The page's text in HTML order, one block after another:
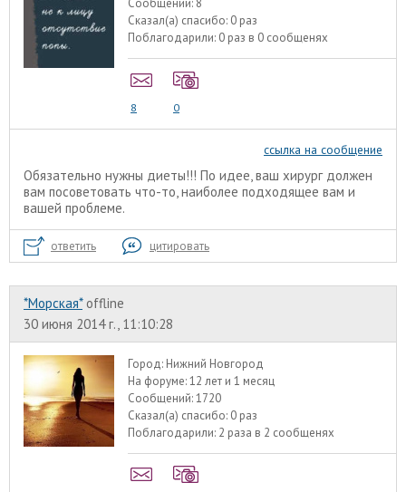
Сообщений: 8
Сказал(а) спасибо: 0 раз
Поблагодарили: 0 раз в 0 сообщенях
8 0
ссылка на сообщение
Обязательно нужны диеты!!! По идее, ваш хирург должен
вам посоветовать что-то, наиболее подходящее вам и
вашей проблеме.
ответить цитировать
*Морская* offline
30 июня 2014 г., 11:10:28
Город: Нижний Новгород
На форуме:12 лет и 1 месяц
Сообщений:1720
Сказал(а) спасибо: 0 раз
Поблагодарили: 2 раза в 2 сообщенях